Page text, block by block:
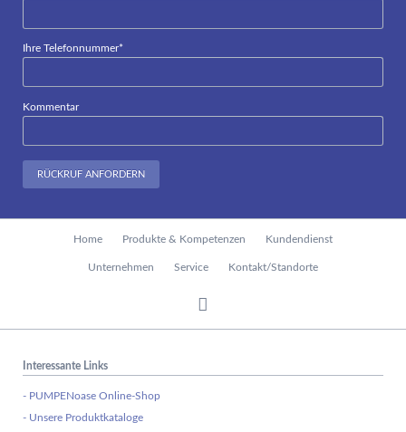
Pflichtfeld
Ihre Telefonnummer*
Kommentar
RÜCKRUF ANFORDERN
Home Produkte & Kompetenzen Kundendienst
Unternehmen Service Kontakt/Standorte
Interessante Links
- PUMPENoase Online-Shop
- Unsere Produktkataloge